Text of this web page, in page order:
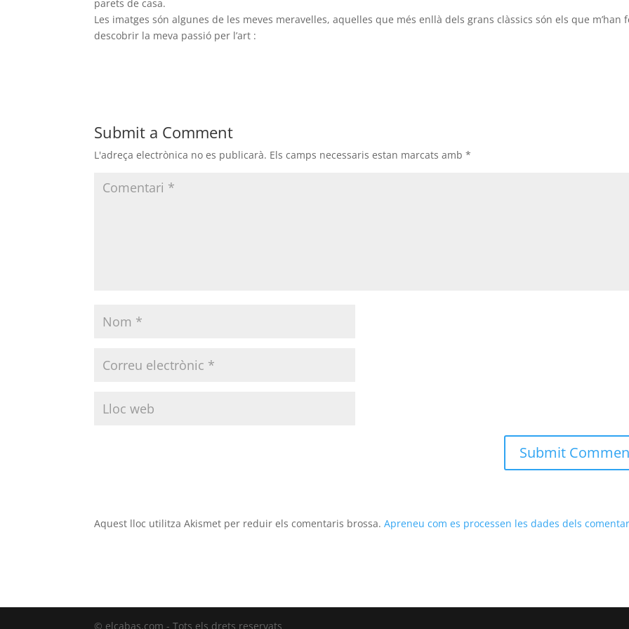
parets de casa.
Les imatges són algunes de les meves meravelles, aquelles que més enllà dels grans clàssics són els que m’han
descobrir la meva passió per l’art :
Submit a Comment
L'adreça electrònica no es publicarà. Els camps necessaris estan marcats amb*
Aquest lloc utilitza Akismet per reduir els comentaris brossa.Apreneu com es processen les dades dels
© elcabas.com - Tots els drets reservats